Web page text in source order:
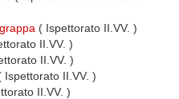
( Ispettorato II.VV. )
II.VV. )
II.VV. )
Ispettorato II.VV. )
II.VV. )